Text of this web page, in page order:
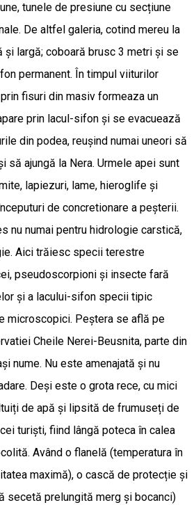
tunele de presiune cu secțiune
De altfel galeria, cotind mereu la
și largă; coboară brusc 3 metri și se
permanent. În timpul viiturilor
fisuri din masiv formeaza un
prin lacul-sifon și se evacuează
din podea, reușind numai uneori să
să ajungă la Nera. Urmele apei sunt
lapiezuri, lame, hieroglife și
de concretionare a peșterii.
nu numai pentru hidrologie carstică,
Aici trăiesc specii terestre
pseudoscorpioni și insecte fară
și a lacului-sifon specii tipic
microscopici. Peștera se află pe
Cheile Nerei-Beusnita, parte din
nume. Nu este amenajată și nu
Deși este o grota rece, cu mici
de apă și lipsită de frumuseți de
turiști, fiind lângă poteca în calea
Având o flanelă (temperatura în
maximă), o cască de protecție și
secetă prelungită merg și bocanci)